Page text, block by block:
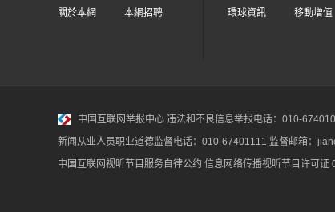
關於本網 本網招聘 環球資訊 移動增值
中国互联网举报中心 违法和不良信息举报电话：010-
新闻从业人员职业道德监督电话：010-67401111 监督邮箱：
中国互联网视听节目服务自律公约 信息网络传播视听节目许可